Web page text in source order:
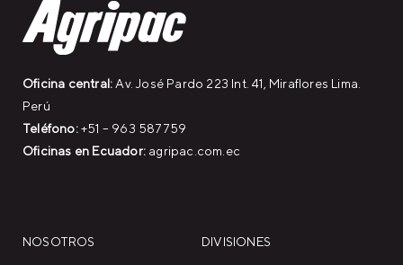
Oficina central: Av. José Pardo 223 Int. 41, Miraflores Lima.
Perú
Teléfono:+51 – 963 587759
Oficinas en Ecuador: agripac.com.ec
NOSOTROS DIVISIONES